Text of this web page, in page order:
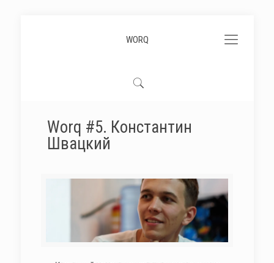
WORQ
Worq #5. Константин
Швацкий